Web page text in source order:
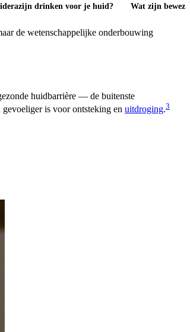
drinken voor je huid? Wat zijn
de wetenschappelijke onderbouwing
huidbarrière — de buitenste
is voor ontsteking en uitdroging.3